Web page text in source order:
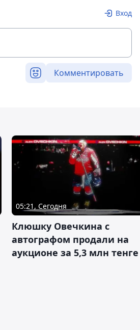
Вход
Комментировать
05:21, Сегодня
Клюшку Овечкина с
автографом продали на
аукционе за 5,3 млн тенге